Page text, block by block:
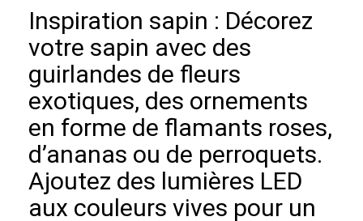
Inspiration sapin : Décorez
votre sapin avec des
guirlandes de fleurs
exotiques, des ornements
en forme de flamants roses,
d’ananas ou de perroquets.
Ajoutez des lumières LED
aux couleurs vives pour un